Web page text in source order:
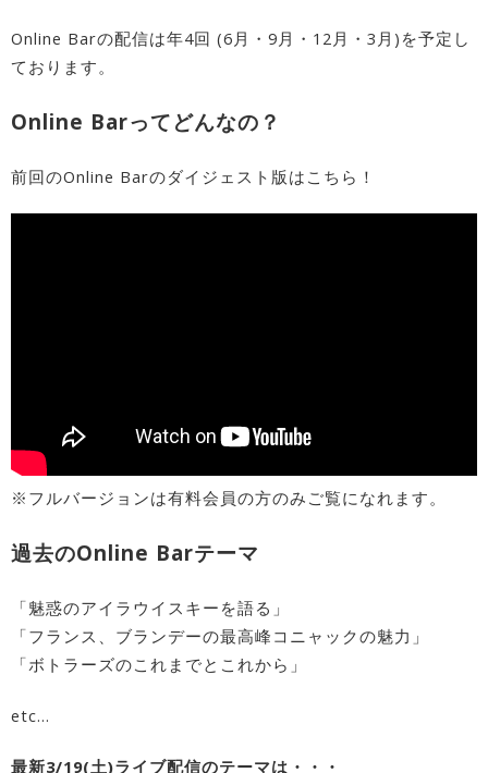
Online Barの配信は年4回 (6月・9月・12月・3月)を予定し
ております。
Online Barってどんなの？
前回のOnline Barのダイジェスト版はこちら！
※フルバージョンは有料会員の方のみご覧になれます。
過去のOnline Barテーマ
「魅惑のアイラウイスキーを語る」
「フランス、ブランデーの最高峰コニャックの魅力」
「ボトラーズのこれまでとこれから」
etc…
最新3/19(土)ライブ配信のテーマは・・・